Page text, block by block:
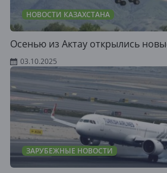
НОВОСТИ КАЗАХСТАНА
Осенью из Актау открылись
03.10.2025
ЗАРУБЕЖНЫЕ НОВОСТИ